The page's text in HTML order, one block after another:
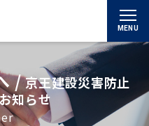
MENU
/京王建設災害防止
知らせ